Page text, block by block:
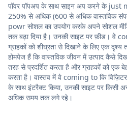
पॉवर पॉपअप के साथ साइन अप करने के just
250% से अधिक (600 से अधिक वास्तविक
powr सोशल का उपयोग करके अपने सोशल
तक बढ़ा दिया है। उनकी साइट पर फ़ीड। वे
ग्राहकों को शीघ्रता से दिखाने के लिए एक
होमपेज हैं कि वास्तविक जीवन में उत्पाद कैसे
तरह से प्रदर्शित करता है और ग्राहकों को एक
करता है। वास्तव में वे coming to कि
के साथ इंटरैक्ट किया, उनकी साइट पर किसी
अधिक समय तक लगे रहे।